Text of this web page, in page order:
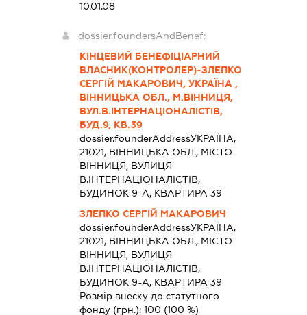
10.01.08
dossier.foundersAndBenef:
КІНЦЕВИЙ БЕНЕФІЦІАРНИЙ
ВЛАСНИК(КОНТРОЛЕР)-ЗЛЕПКО
СЕРГІЙ МАКАРОВИЧ, УКРАЇНА ,
ВІННИЦЬКА ОБЛ., М.ВІННИЦЯ,
ВУЛ.В.ІНТЕРНАЦІОНАЛІСТІВ,
БУД.9, КВ.39
dossier.founderAddressУКРАЇНА,
21021, ВІННИЦЬКА ОБЛ., МІСТО
ВІННИЦЯ, ВУЛИЦЯ
В.ІНТЕРНАЦІОНАЛІСТІВ,
БУДИНОК 9-А, КВАРТИРА 39
ЗЛЕПКО СЕРГІЙ МАКАРОВИЧ
dossier.founderAddressУКРАЇНА,
21021, ВІННИЦЬКА ОБЛ., МІСТО
ВІННИЦЯ, ВУЛИЦЯ
В.ІНТЕРНАЦІОНАЛІСТІВ,
БУДИНОК 9-А, КВАРТИРА 39
Розмір внеску до статутного
фонду (грн.): 100 (100 %)